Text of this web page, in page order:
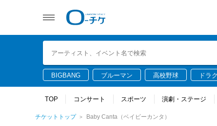
BIGBANG ブルーマン 高校野球 ドラ
TOP コンサート スポーツ 演劇・ステージ
チケットトップ Baby Canta（ベイビーカンタ）